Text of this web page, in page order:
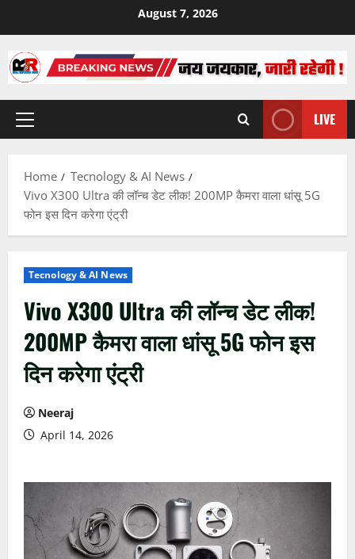
content
August 7, 2026
Primary
LIVE
Home
Tecnology & AI News
Vivo X300 Ultra की लॉन्च डेट लीक! 200MP कैमरा वाला धांसू 5G
फोन इस दिन करेगा एंट्री
Tecnology & AI News
Vivo X300 Ultra की लॉन्च डेट लीक!
200MP कैमरा वाला धांसू 5G फोन इस
दिन करेगा एंट्री
Neeraj
April 14, 2026